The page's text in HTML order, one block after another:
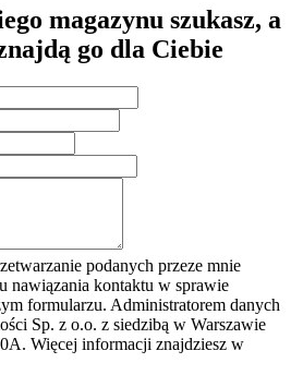
magazynu szukasz, a
go dla Ciebie
podanych przeze mnie
nawiązania kontaktu w sprawie
formularzu. Administratorem danych
Sp. z o.o. z siedzibą w Warszawie
Więcej informacji znajdziesz w